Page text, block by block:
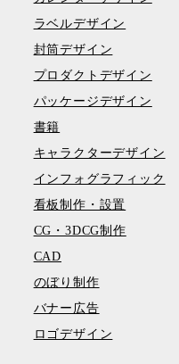
ラベルデザイン
封筒デザイン
プロダクトデザイン
パッケージデザイン
書籍
キャラクターデザイン
インフォグラフィック
看板制作・設置
CG・3DCG制作
CAD
のぼり制作
バナー広告
ロゴデザイン